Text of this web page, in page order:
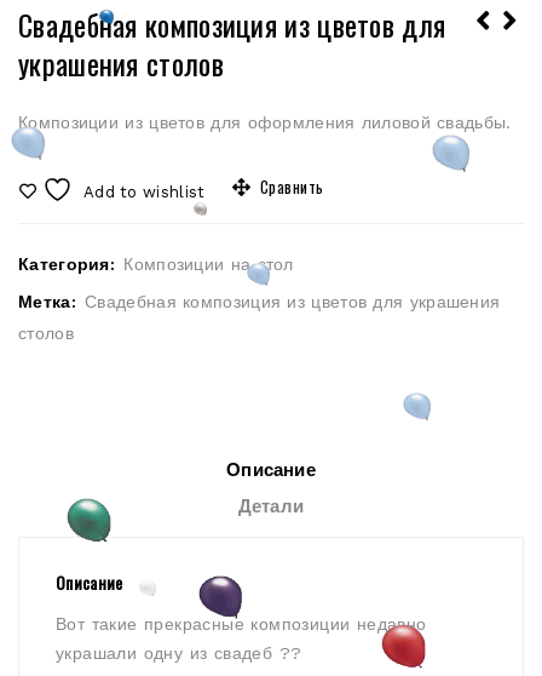
Свадебная композиция из цветов для
украшения столов
Композиции из цветов для оформления лиловой свадьбы.
Add to wishlist Сравнить
Категория: Композиции на стол
Метка: Свадебная композиция из цветов для украшения
столов
Описание
Детали
Описание
Вот такие прекрасные композиции недавно
украшали одну из свадеб ??